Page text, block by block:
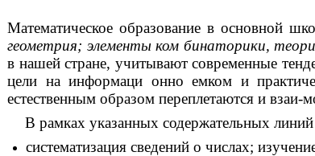
Математическое образование в основной
геометрия; элементы ком бинаторики,
в нашей стране, учитывают современные
цели на информаци онно емком и
естественным образом переплетаются и
В рамках указанных содержательных
систематизация сведений о числах;